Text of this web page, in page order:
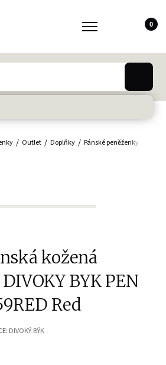
0
Outlet Doplňky Pánské peněženky
kožená
BYK PEN
Red
DIVOKÝ-BÝK